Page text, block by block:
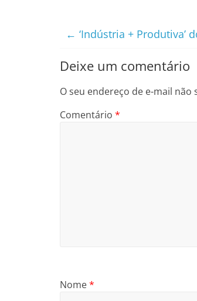
← ‘Indústria + Produtiva’
Deixe um comentário
O seu endereço de e-mail não
Comentário *
Nome*